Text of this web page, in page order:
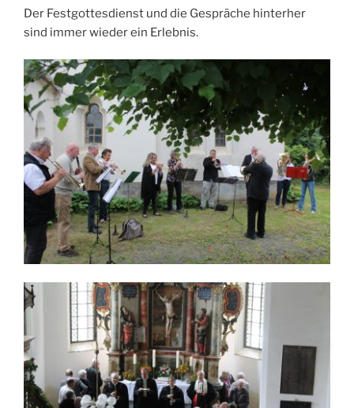
Der Festgottesdienst und die Gespräche hinterher
sind immer wieder ein Erlebnis.